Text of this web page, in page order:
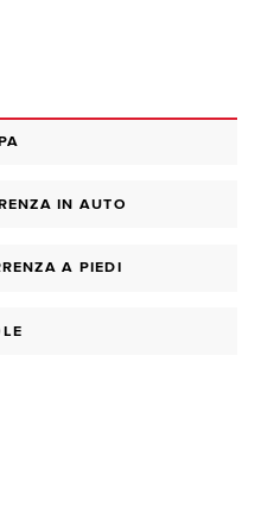
IN AUTO
A PIEDI